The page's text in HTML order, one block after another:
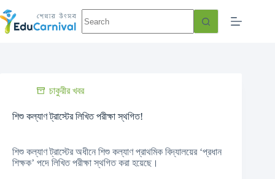
চাকুরীর খবর
শিশু কল্যাণ ট্রাস্টের লিখিত পরীক্ষা স্থগিত!
শিশু কল্যাণ ট্রাস্টের অধীনে শিশু কল্যাণ প্রাথমিক বিদ্যালয়ের ‘প্রধান
শিক্ষক’ পদে লিখিত পরীক্ষা স্থগিত করা হয়েছে।